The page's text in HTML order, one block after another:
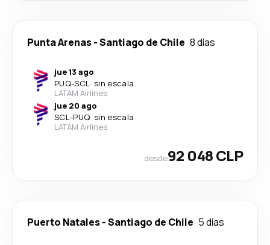
Punta Arenas-Santiago de Chile 8 días
jue 13 ago
PUQ-SCL· sin escala
LATAM Airlines
jue 20 ago
SCL-PUQ· sin escala
LATAM Airlines
desde92 048 CLP
Puerto Natales-Santiago de Chile 5 días